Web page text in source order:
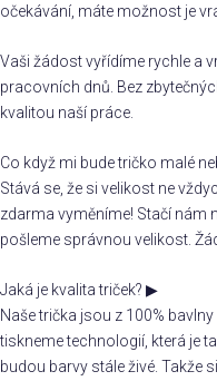
očekávání, máte možnost je
Vaši žádost vyřídíme rychle a
pracovních dnů. Bez
kvalitou naší práce.
Co když mi bude tričko malé
Stává se, že si velikost ne
zdarma vyměníme! Stačí nám
pošleme správnou velikost.
Jaká je kvalita triček? ▶
Naše trička jsou z 100%
tiskneme technologií, která je
budou barvy stále živé. Takže